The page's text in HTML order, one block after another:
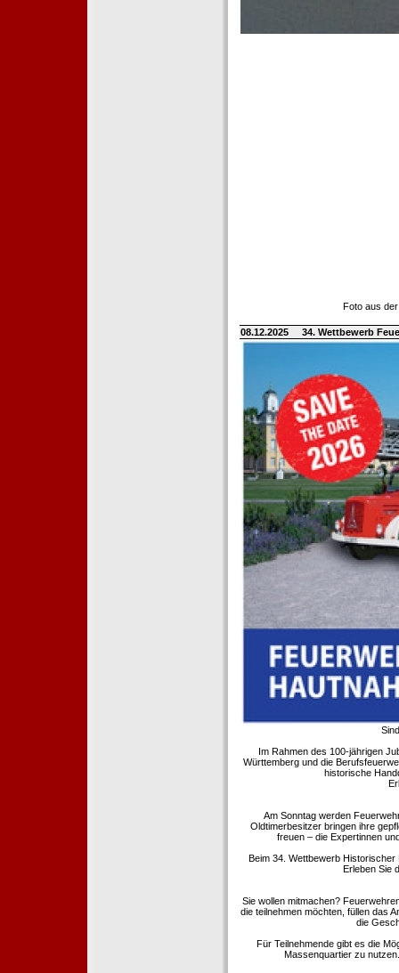
Foto aus
08.12.2025 34. Wettbewerb
Im Rahmen des 100-jährigen
Württemberg und die
historische
Am Sonntag werden
Oldtimerbesitzer bringen ihre
freuen – die Expertinnen
Beim 34. Wettbewerb
Erleben Sie
Sie wollen mitmachen?
die teilnehmen möchten, füllen das
die
Für Teilnehmende gibt es die
Massenquartier zu